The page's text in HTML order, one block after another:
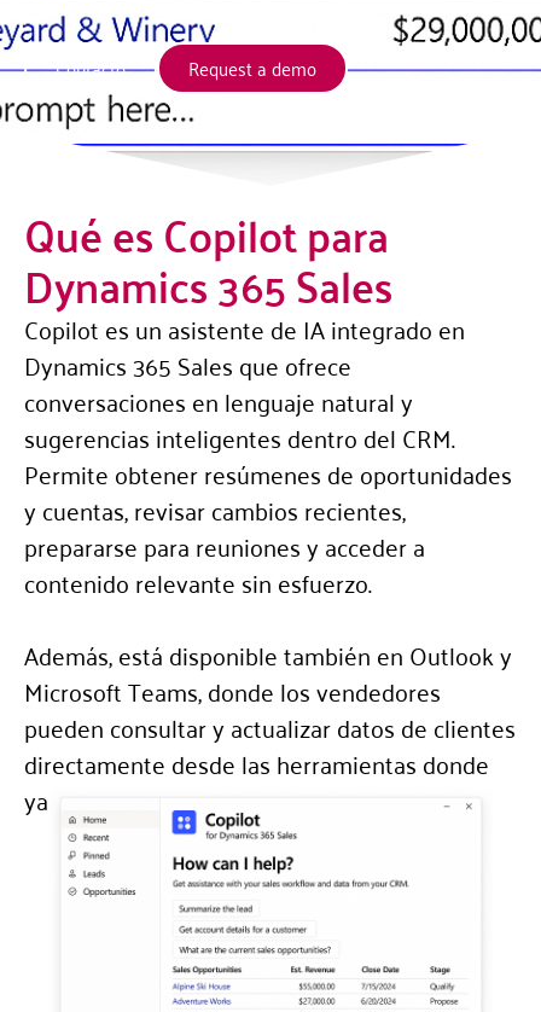
Contacto Request a demo
Qué es Copilot para
Dynamics 365 Sales
Copilot es un asistente de IA integrado en
Dynamics 365 Sales que ofrece
conversaciones en lenguaje natural y
sugerencias inteligentes dentro del CRM.
Permite obtener resúmenes de oportunidades
y cuentas, revisar cambios recientes,
prepararse para reuniones y acceder a
contenido relevante sin esfuerzo.
Además, está disponible también en Outlook y
Microsoft Teams, donde los vendedores
pueden consultar y actualizar datos de clientes
directamente desde las herramientas donde
ya trabajan.